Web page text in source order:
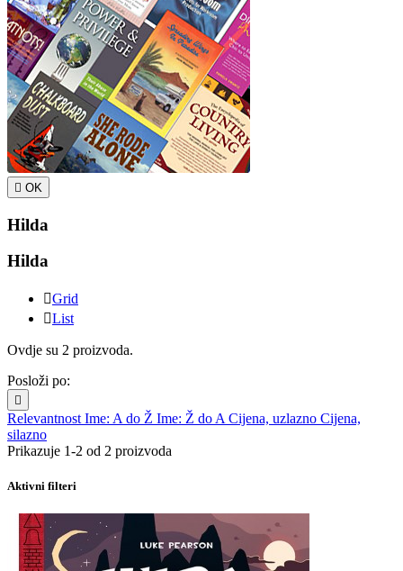
 OK
Hilda
Hilda
Grid
List
Ovdje su 2 proizvoda.
Posloži po:

Relevantnost Ime: A do Ž Ime: Ž do A Cijena, uzlazno Cijena,
silazno
Prikazuje 1-2 od 2 proizvoda
Aktivni filteri